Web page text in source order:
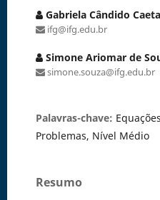
Gabriela Cândido
ifg@ifg.edu.br
Simone Ariomar de
simone.souza@ifg.edu.br
Palavras-chave:
Problemas, Nível Médio
Resumo